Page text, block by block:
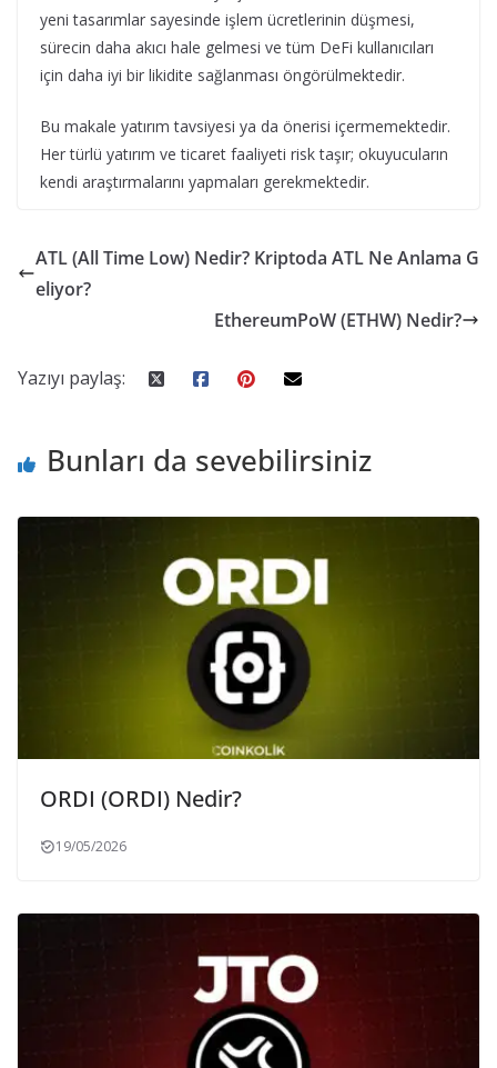
yeni tasarımlar sayesinde işlem ücretlerinin düşmesi,
sürecin daha akıcı hale gelmesi ve tüm DeFi kullanıcıları
için daha iyi bir likidite sağlanması öngörülmektedir.
Bu makale yatırım tavsiyesi ya da önerisi içermemektedir.
Her türlü yatırım ve ticaret faaliyeti risk taşır; okuyucuların
kendi araştırmalarını yapmaları gerekmektedir.
ATL (All Time Low) Nedir? Kriptoda ATL Ne Anlama G
eliyor?
EthereumPoW (ETHW) Nedir?
Yazıyı paylaş:
Bunları da sevebilirsiniz
ORDI (ORDI) Nedir?
19/05/2026